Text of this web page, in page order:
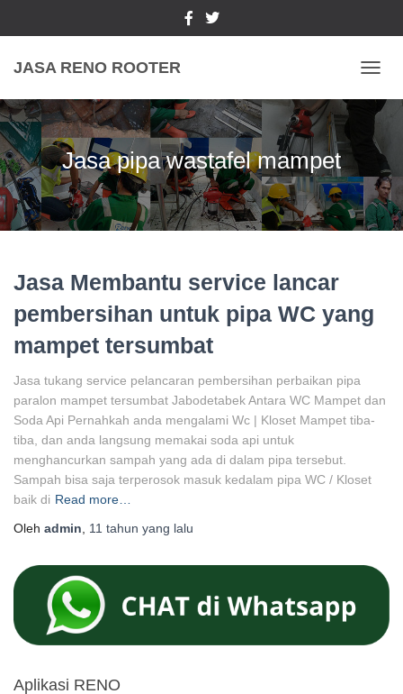
JASA RENO ROOTER
Jasa pipa wastafel mampet
Jasa Membantu service lancar
pembersihan untuk pipa WC yang
mampet tersumbat
Jasa tukang service pelancaran pembersihan perbaikan pipa
paralon mampet tersumbat Jabodetabek Antara WC Mampet dan
Soda Api Pernahkah anda mengalami Wc | Kloset Mampet tiba-
tiba, dan anda langsung memakai soda api untuk
menghancurkan sampah yang ada di dalam pipa tersebut.
Sampah bisa saja terperosok masuk kedalam pipa WC / Kloset
baik di Read more…
Oleh admin 11 tahun yang lalu
Aplikasi RENO